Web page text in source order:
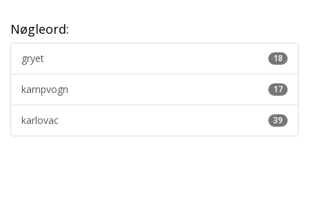
Nøgleord:
18
gryet
17
kampvogn
39
karlovac